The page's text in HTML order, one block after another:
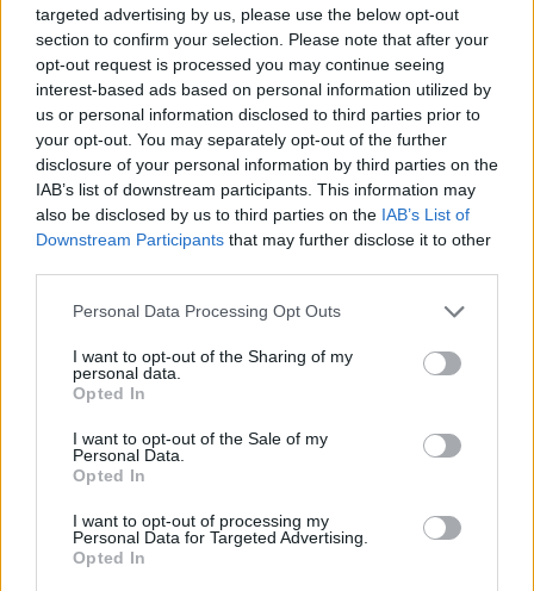
targeted advertising by us, please use the below opt-out
section to confirm your selection. Please note that after your
opt-out request is processed you may continue seeing
interest-based ads based on personal information utilized by
us or personal information disclosed to third parties prior to
your opt-out. You may separately opt-out of the further
disclosure of your personal information by third parties on the
IAB’s list of downstream participants. This information may
also be disclosed by us to third parties on the IAB’s List of
Downstream Participants that may further disclose it to other
Please note that this website/app uses one or more Google
not limited to your visit or usage behaviour. You may click to
grant or deny consent to Google and its third-party tags to
use your data for below specified purposes in below Google
consent section.
Personal Data Processing Opt Outs
I want to opt-out of the Sharing of my
personal data.
Opted In
I want to opt-out of the Sale of my
Personal Data.
Opted In
I want to opt-out of processing my
Personal Data for Targeted Advertising.
Opted In
ΑΚΟΛΟΥΘΗΣΤΕ ΜΑΣ ΣΤΟ GOOGLE
NEWS ΚΑΝΟΝΤΑΣ ΚΛΙΚ ΕΔΩ
ΕΛΛΑΔΑ
ΥΦΥΠΟΥΡΓΟΣ ΕΞΩΤΕΡΙΚΩΝ
ΤΑΣΟΣ ΧΑΤΖΗΒΑΣΙΛΕΙΟΥ
Ροή Ειδήσεων